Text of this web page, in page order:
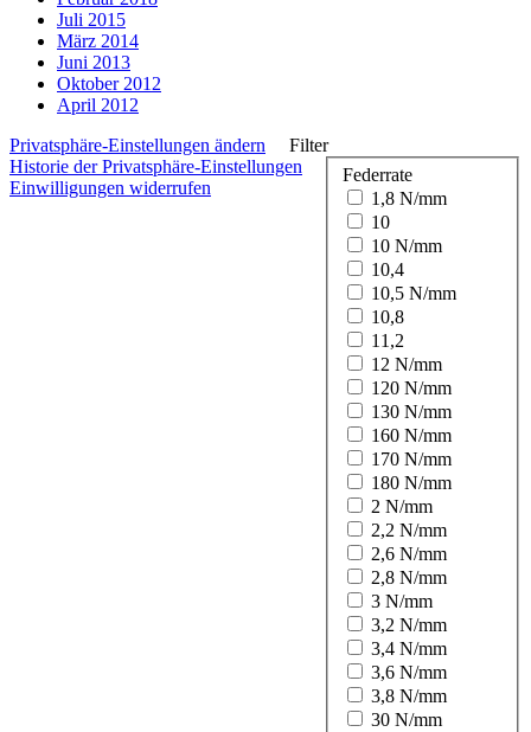
Juli 2015
März 2014
Juni 2013
Oktober 2012
April 2012
Privatsphäre-Einstellungen ändern
Historie der Privatsphäre-Einstellungen
Einwilligungen widerrufen
Filter
Federrate
1,8 N/mm
10
10 N/mm
10,4
10,5 N/mm
10,8
11,2
12 N/mm
120 N/mm
130 N/mm
160 N/mm
170 N/mm
180 N/mm
2 N/mm
2,2 N/mm
2,6 N/mm
2,8 N/mm
3 N/mm
3,2 N/mm
3,4 N/mm
3,6 N/mm
3,8 N/mm
30 N/mm